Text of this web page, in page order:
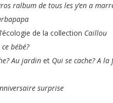
ralbum de tous les y’en a
de la collection Caillou
bébé?
Au jardin et Qui se cache? A la
surprise